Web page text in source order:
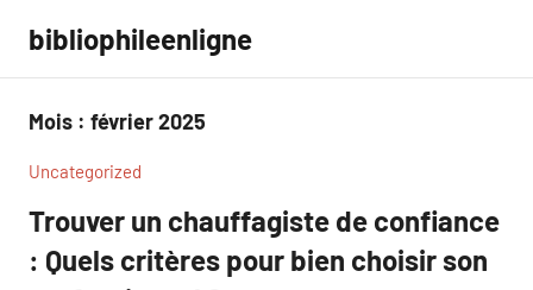
contenu
bibliophileenligne
Mois : février 2025
Uncategorized
Trouver un chauffagiste de confiance
: Quels critères pour bien choisir son